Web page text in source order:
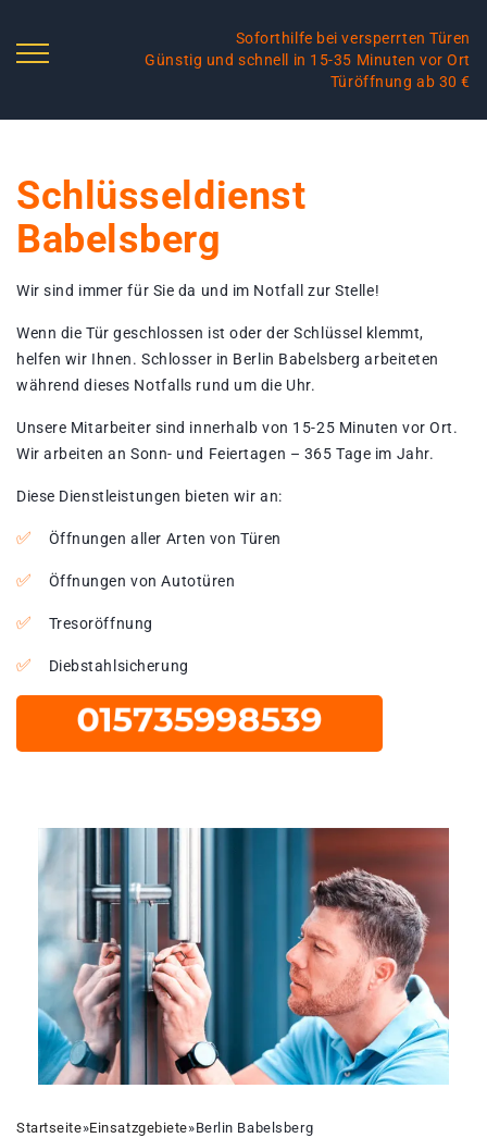
Soforthilfe bei versperrten Türen
Günstig und schnell in 15-35 Minuten vor Ort
Türöffnung ab 30 €
Schlüsseldienst
Babelsberg
Wir sind immer für Sie da und im Notfall zur Stelle!
Wenn die Tür geschlossen ist oder der Schlüssel klemmt,
helfen wir Ihnen. Schlosser in Berlin Babelsberg arbeiteten
während dieses Notfalls rund um die Uhr.
Unsere Mitarbeiter sind innerhalb von 15-25 Minuten vor Ort.
Wir arbeiten an Sonn- und Feiertagen – 365 Tage im Jahr.
Diese Dienstleistungen bieten wir an:
Öffnungen aller Arten von Türen
Öffnungen von Autotüren
Tresoröffnung
Diebstahlsicherung
Startseite»Einsatzgebiete»Berlin Babelsberg